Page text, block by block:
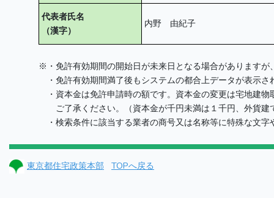
代表者氏名
（漢字）
内野 由紀子
※・免許有効期間の開始日が未来日となる場合があります
・免許有効期間満了後もシステムの都合上データが表示
・資本金は免許申請時の額です。資本金の変更は宅地建
ご了承ください。（資本金が千円未満は１千円、外貨建
・検索条件に該当する業者の商号又は名称等に特殊な文
東京都住宅政策本部 TOPへ戻る